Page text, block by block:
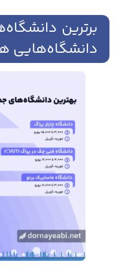
برترین
دانشگاه‌هایی